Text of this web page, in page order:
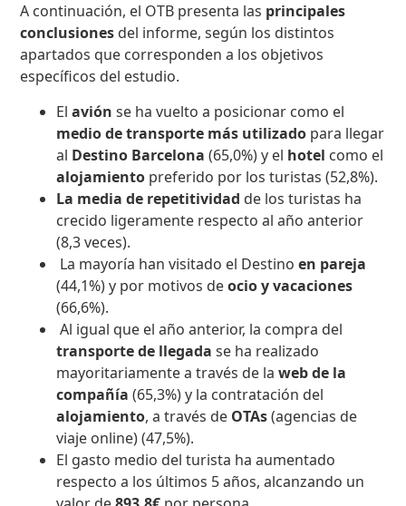
A continuación, el OTB presenta las principales
conclusiones del informe, según los distintos
apartados que corresponden a los objetivos
específicos del estudio.
Elaviónse ha vuelto a posicionar como el
medio de transporte más utilizado para llegar
al Destino Barcelona (65,0%) y el hotel como el
alojamiento preferido por los turistas (52,8%).
La media de repetitividad de los turistas ha
crecido ligeramente respecto al año anterior
(8,3 veces).
La mayoría han visitado el Destinoen pareja
(44,1%) y por motivos deocio y vacaciones
(66,6%).
Al igual que el año anterior, la compra del
transporte de llegada se ha realizado
mayoritariamente a través de laweb de la
compañía (65,3%) y la contratación del
alojamiento, a través de OTAs(agencias de
viaje online) (47,5%).
El gasto medio del turista ha aumentado
respecto a los últimos 5 años, alcanzando un